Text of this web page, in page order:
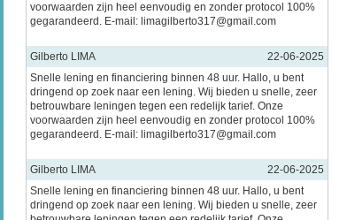
voorwaarden zijn heel eenvoudig en zonder protocol 100%
gegarandeerd. E-mail: limagilberto317@gmail.com
Gilberto LIMA
22-06-2025
Snelle lening en financiering binnen 48 uur. Hallo, u bent
dringend op zoek naar een lening. Wij bieden u snelle, zeer
betrouwbare leningen tegen een redelijk tarief. Onze
voorwaarden zijn heel eenvoudig en zonder protocol 100%
gegarandeerd. E-mail: limagilberto317@gmail.com
Gilberto LIMA
22-06-2025
Snelle lening en financiering binnen 48 uur. Hallo, u bent
dringend op zoek naar een lening. Wij bieden u snelle, zeer